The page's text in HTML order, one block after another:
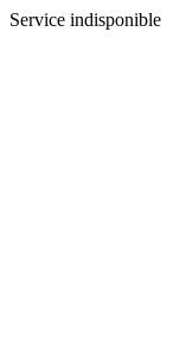
Service indisponible